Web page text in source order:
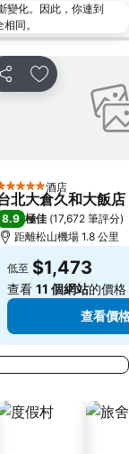
市
站
變化。因此，你連到
同。
享 放到收藏夾
星級 酒店
北大倉久和大飯店
8.9 極佳 (17,672 筆評分)
距離松山機場 1.8 公里
低至 $1,473
查看 11 個網站的價格
查看價